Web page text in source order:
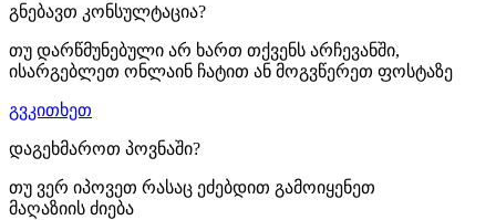
გნებავთ კონსულტაცია?
თუ დარწმუნებული არ ხართ თქვენს არჩევანში,
ისარგებლეთ ონლაინ ჩატით ან მოგვწერეთ ფოსტაზე
გვკითხეთ
დაგეხმაროთ პოვნაში?
თუ ვერ იპოვეთ რასაც ეძებდით გამოიყენეთ
მაღაზიის ძიება